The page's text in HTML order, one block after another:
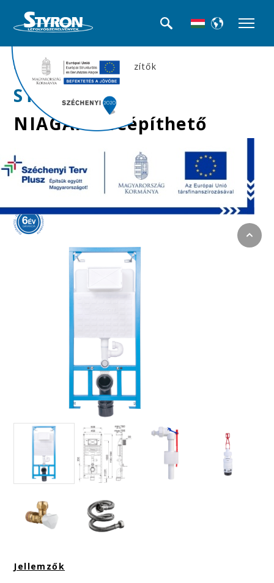
>>WC tartályok és kiegészítők
STY-740-M
NIAGARA beépíthető
WC tartály
szagelszívós
csatlakozással
Jellemzők